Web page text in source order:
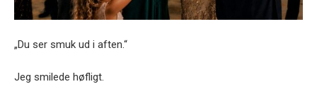
„Du ser smuk ud i aften.“
Jeg smilede høfligt.